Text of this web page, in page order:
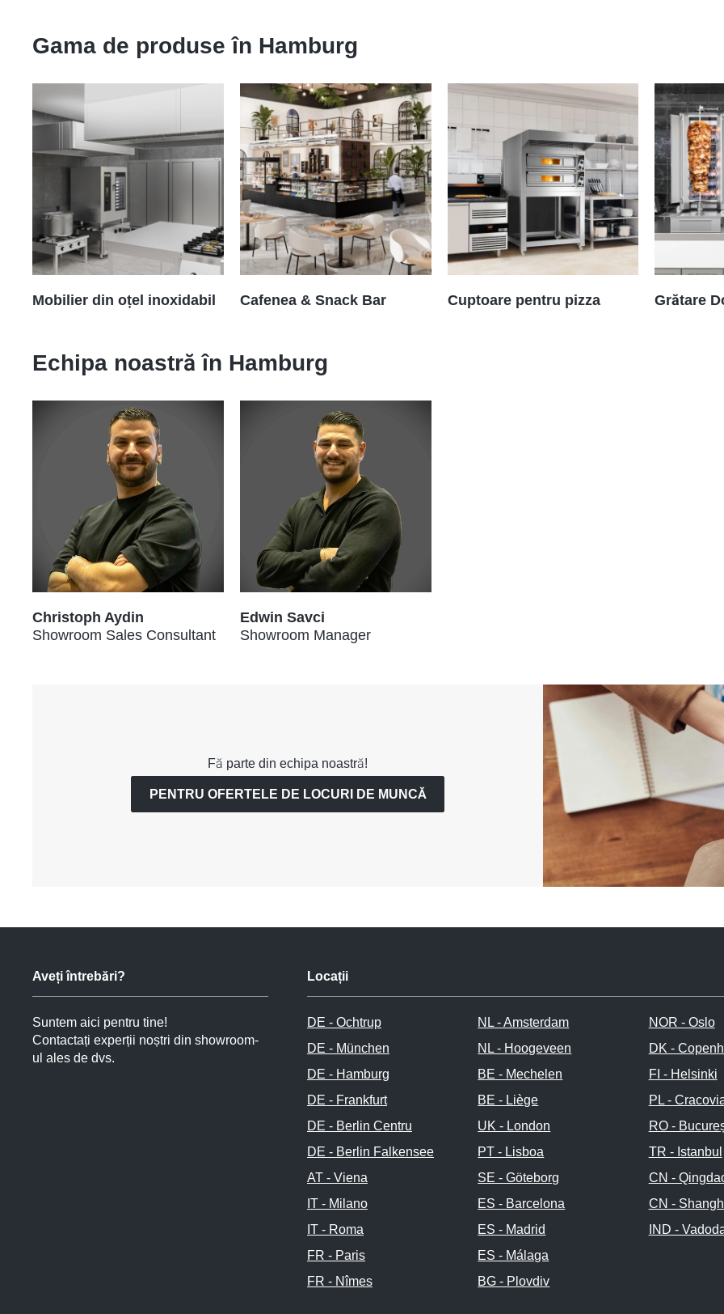
Gama de produse în Hamburg
Mobilier din oțel inoxidabil Cafenea & Snack Bar Cuptoare pentru pizza Grătare
Echipa noastră în Hamburg
Christoph Aydin
Showroom Sales Consultant
Edwin Savci
Showroom Manager
Fă parte din echipa noastră!
PENTRU OFERTELE DE LOCURI DE MUNCĂ
Aveți întrebări?
Suntem aici pentru tine!
Contactați experții noștri din showroom-
ul ales de dvs.
Locații
DE - Ochtrup
DE - München
DE - Hamburg
DE - Frankfurt
DE - Berlin Centru
DE - Berlin Falkensee
AT - Viena
IT - Milano
IT - Roma
FR - Paris
FR - Nîmes
NL - Amsterdam
NL - Hoogeveen
BE - Mechelen
BE - Liège
UK - London
PT - Lisboa
SE - Göteborg
ES - Barcelona
ES - Madrid
ES - Málaga
BG - Plovdiv
NOR - Oslo
DK -
FI - Helsinki
PL -
RO -
TR - Istanbul
CN -
CN -
IND -